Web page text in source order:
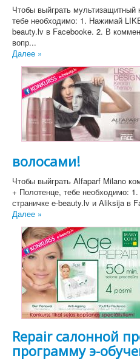
Чтобы выйграть
тебе необходимо: 1. Нажимай
beauty.lv в Facebookе. 2. В
вопр...
Далее »
волосами!
Чтобы выйграть Alfaparf Milano
+ Полотенце, тебе необходимо:
страничке e-beauty.lv и Aliksija в
Далее »
Repair салонной
программу э-